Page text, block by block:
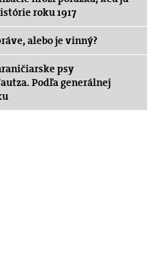
roku 1917
alebo je vinný?
psy
Podľa generálnej